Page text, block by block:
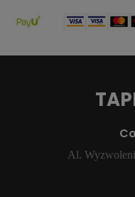
Al.